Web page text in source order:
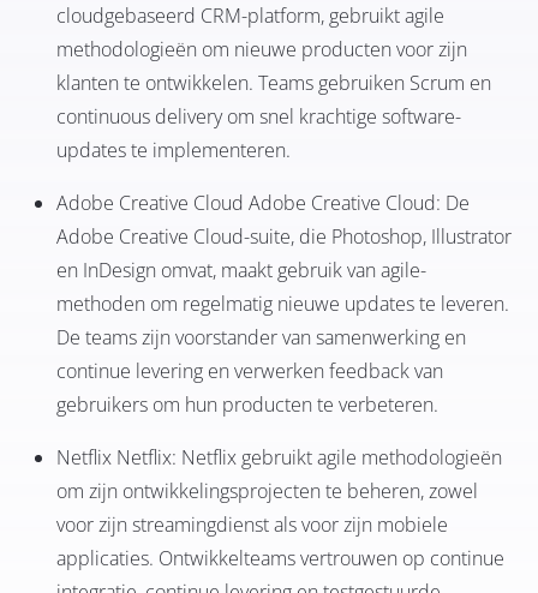
cloudgebaseerd CRM-platform, gebruikt agile
methodologieën om nieuwe producten voor zijn
klanten te ontwikkelen. Teams gebruiken Scrum en
continuous delivery om snel krachtige software-
updates te implementeren.
Adobe Creative Cloud Adobe Creative Cloud: De
Adobe Creative Cloud-suite, die Photoshop, Illustrator
en InDesign omvat, maakt gebruik van agile-
methoden om regelmatig nieuwe updates te leveren.
De teams zijn voorstander van samenwerking en
continue levering en verwerken feedback van
gebruikers om hun producten te verbeteren.
Netflix Netflix: Netflix gebruikt agile methodologieën
om zijn ontwikkelingsprojecten te beheren, zowel
voor zijn streamingdienst als voor zijn mobiele
applicaties. Ontwikkelteams vertrouwen op continue